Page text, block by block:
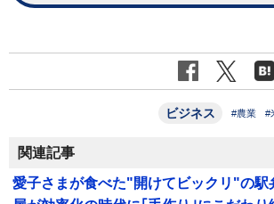
ビジネス #農業 #
関連記事
愛子さまが食べた"開けてビックリ"の